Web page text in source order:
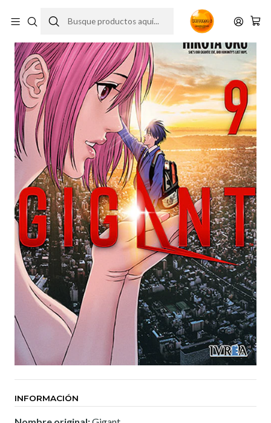
INFORMACIÓN